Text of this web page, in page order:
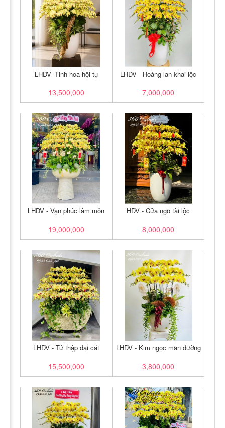
LHDV- Tinh hoa hội tụ
13,500,000
LHDV - Hoàng lan khai lộc
7,000,000
LHDV - Vạn phúc lâm môn
19,000,000
HDV - Cửa ngõ tài lộc
8,000,000
LHDV - Tứ thập đại cát
15,500,000
LHDV - Kim ngọc mãn đường
3,800,000